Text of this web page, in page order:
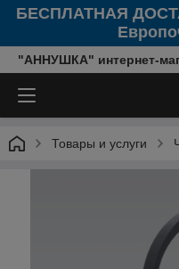
БЕСПЛАТНАЯ
"АННУШКА" интернет-
Товары и услуги